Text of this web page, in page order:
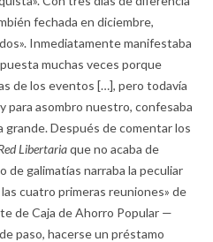
fechada en diciembre,
Inmediatamente manifestaba
muchas veces porque
de los eventos […], pero todavía
para asombro nuestro, confesaba
grande. Después de comentar los
Libertariaque no acaba de
de galimatías narraba la peculiar
cuatro primeras reuniones» de
de Caja de Ahorro Popular —
paso, hacerse un préstamo